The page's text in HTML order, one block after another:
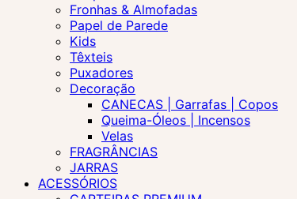
Fronhas & Almofadas
Papel de Parede
Kids
Têxteis
Puxadores
Decoração
CANECAS | Garrafas | Copos
Queima-Óleos | Incensos
Velas
FRAGRÂNCIAS
JARRAS
ACESSÓRIOS